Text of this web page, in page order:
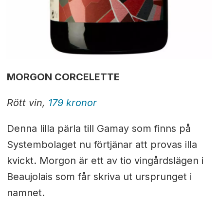
MORGON CORCELETTE
Rött vin, 179 kronor
Denna lilla pärla till Gamay som finns på
Systembolaget nu förtjänar att provas illa
kvickt. Morgon är ett av tio vingårdslägen i
Beaujolais som får skriva ut ursprunget i
namnet.